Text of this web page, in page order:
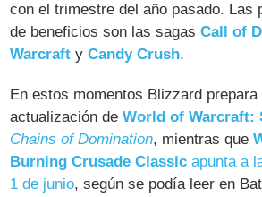
con el trimestre del año pasado. Las
de beneficios son las sagasCall of
Warcraft yCandy Crush.
En estos momentos Blizzard
actualización deWorld of Warcraft:
Chains of Domination, mientras que
Burning Crusade Classic apunta a
1 de junio, según se podía leer en